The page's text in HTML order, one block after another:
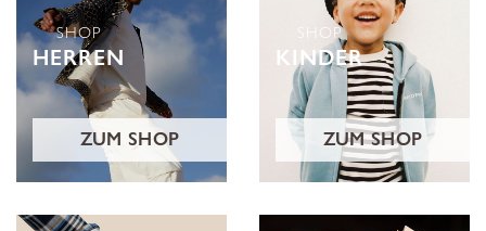
SHOP
HERREN
ZUM SHOP
SHOP
KINDER
ZUM SHOP